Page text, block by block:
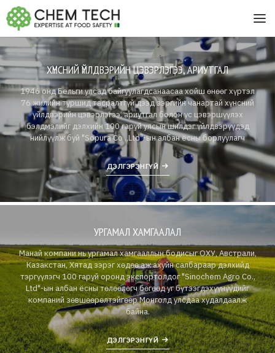
ХҮНСНИЙ ҮЙЛДВЭРИЙН ЦЭВЭРЛЭГЭЭ, АРИУТГАЛ
1946 онд Бельги улсад байгуулагдсанаасаа хойш өнөөг хүртэл
76 жилийн туршид тасралтгүй дээд зэргийн чанартай хүнсний
үйлдвэрийн цэвэрлэгээ, ариутгал болон ус цэвэршүүлэх
бэлдмэлийг дэлхийн 100 гаруй улсын шилдэг үйлдвэрүүдэд
нийлүүлж буй "Sopura Co .,Ltd"-ын албан ёсны борлуулагч
ДЭЛГЭРЭНГҮЙ
УРГАМАЛ ХАМГААЛАЛ
Манай компани нь ургамал хамгааллын бодисыг ОХУ, Австрали,
Казакстан, Хятад зэрэг хөдөө аж ахуйн салбараар дэлхийд
тэргүүлэгч 100 гаруй оронд экспортолдог "Sinochem Agro Co.,
Ltd"-ын албан ёсны төлөөлөгч бөгөөд уг бүтээгдэхүүнүүдийг
компаний зөвшөөрөлтэйгөөр Монголд улсдаа худалдаалж
байна.
ДЭЛГЭРЭНГҮЙ